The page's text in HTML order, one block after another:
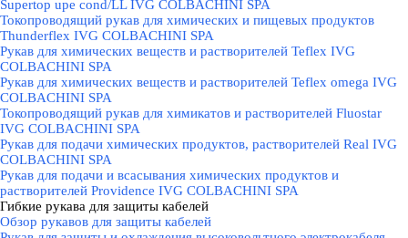
Supertop upe cond/LL IVG COLBACHINI SPA
Токопроводящий рукав для химических и пищевых продуктов
Thunderflex IVG COLBACHINI SPA
Рукав для химических веществ и растворителей Teflex IVG
COLBACHINI SPA
Рукав для химических веществ и растворителей Teflex omega IVG
COLBACHINI SPA
Токопроводящий рукав для химикатов и растворителей Fluostar
IVG COLBACHINI SPA
Рукав для подачи химических продуктов, растворителей Real IVG
COLBACHINI SPA
Рукав для подачи и всасывания химических продуктов и
растворителей Providence IVG COLBACHINI SPA
Гибкие рукава для защиты кабелей
Обзор рукавов для защиты кабелей